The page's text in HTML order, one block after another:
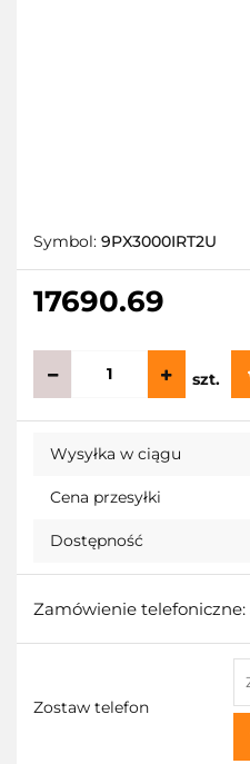
Symbol: 9PX3000IRT2U
17690.69
szt.
Wysyłka w ciągu
Cena przesyłki
Dostępność
Zamówienie telefoniczne:
Zostaw telefon